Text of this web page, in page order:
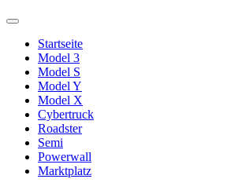
Startseite
Model 3
Model S
Model Y
Model X
Cybertruck
Roadster
Semi
Powerwall
Marktplatz